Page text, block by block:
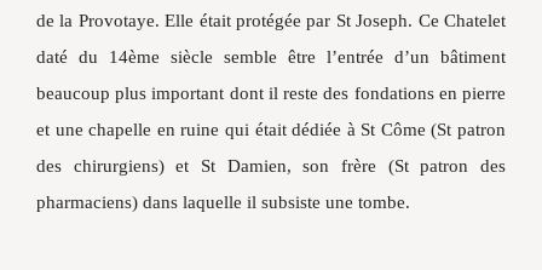
de la Provotaye. Elle était protégée par St Joseph. Ce Chatelet
daté du 14ème siècle semble être l’entrée d’un bâtiment
beaucoup plus important dont il reste des fondations en pierre
et une chapelle en ruine qui était dédiée à St Côme (St patron
des chirurgiens) et St Damien, son frère (St patron des
pharmaciens) dans laquelle il subsiste une tombe.